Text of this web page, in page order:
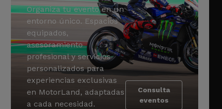
Organiza tu evento en un
entorno único. Espacios
equipados,
asesoramiento
profesional y servicios
personalizados para
experiencias exclusivas
en MotorLand, adaptadas
a cada necesidad.
Consulta
eventos